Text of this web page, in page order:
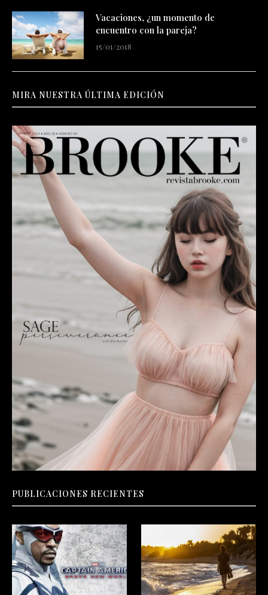
Vacaciones, ¿un momento de
encuentro con la pareja?
15/01/2018
MIRA NUESTRA ÚLTIMA EDICIÓN
PUBLICACIONES RECIENTES